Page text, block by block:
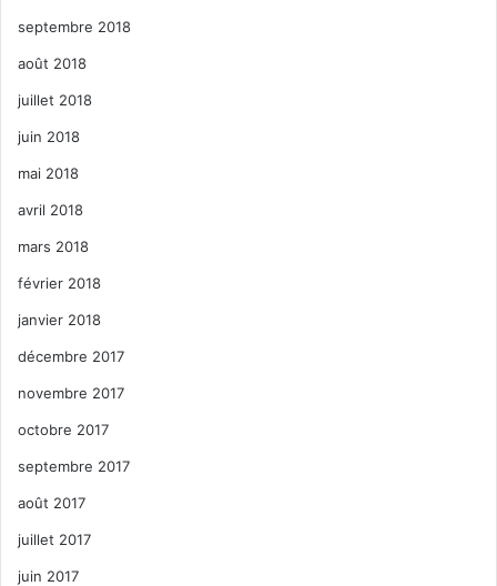
septembre 2018
août 2018
juillet 2018
juin 2018
mai 2018
avril 2018
mars 2018
février 2018
janvier 2018
décembre 2017
novembre 2017
octobre 2017
septembre 2017
août 2017
juillet 2017
juin 2017